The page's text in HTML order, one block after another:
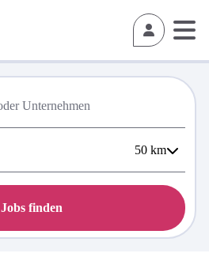
50 km
Jobs finden